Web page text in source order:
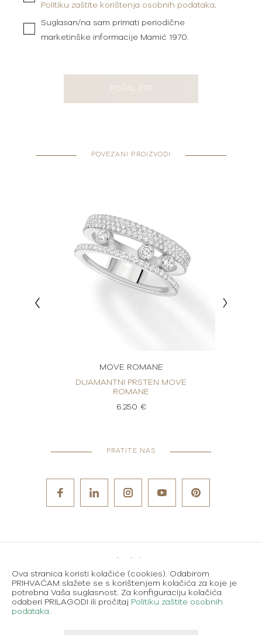
Politiku zaštite korištenja osobnih podataka
Suglasan/na sam primati periodične
marketinške informacije Mamić 1970.
POŠALJITE
POVEZANI PROIZVODI
MOVE ROMANE
DIJAMANTNI PRSTEN MOVE
ROMANE
6.250 €
PRATITE NAS
Karijere
Uvjeti korištenja
Ova stranica koristi kolačiće (cookies). Odabirom
PRIHVAĆAM slažete se s korištenjem kolačića za koje je
potrebna Vaša suglasnost. Za konfiguraciju kolačića
odaberi PRILAGODI ili pročitaj Politiku zaštite osobnih
podataka.